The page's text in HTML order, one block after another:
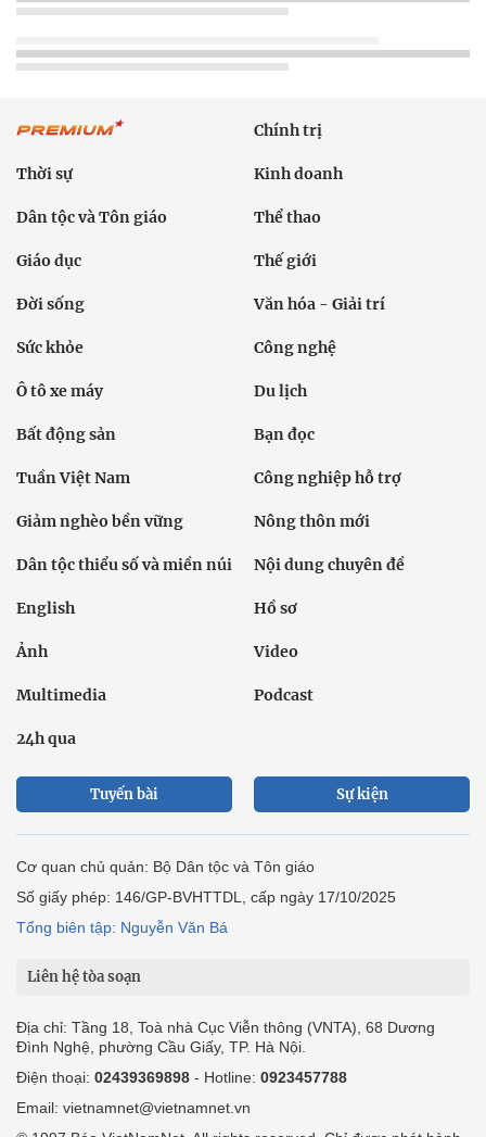
Chính trị
Thời sự Kinh doanh
Dân tộc và Tôn giáo Thể thao
Giáo dục Thế giới
Đời sống Văn hóa - Giải trí
Sức khỏe Công nghệ
Ô tô xe máy Du lịch
Bất động sản Bạn đọc
Tuần Việt Nam Công nghiệp hỗ trợ
Giảm nghèo bền vững Nông thôn mới
Dân tộc thiểu số và miền núi Nội dung chuyên đề
English Hồ sơ
Ảnh Video
Multimedia Podcast
24h qua
Tuyến bài Sự kiện
Cơ quan chủ quản: Bộ Dân tộc và Tôn giáo
Số giấy phép: 146/GP-BVHTTDL, cấp ngày 17/10/2025
Tổng biên tập: Nguyễn Văn Bá
Liên hệ tòa soạn
Địa chỉ: Tầng 18, Toà nhà Cục Viễn thông (VNTA), 68 Dương
Đình Nghệ, phường Cầu Giấy, TP. Hà Nội.
Điện thoại: 02439369898 - Hotline: 0923457788
Email: vietnamnet@vietnamnet.vn